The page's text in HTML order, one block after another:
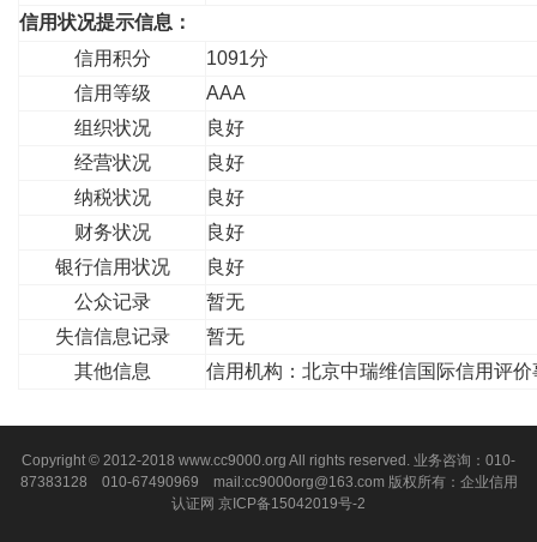
信用状况提示信息：
信用积分
1091分
信用等级
AAA
组织状况
良好
经营状况
良好
纳税状况
良好
财务状况
良好
银行信用状况
良好
公众记录
暂无
失信信息记录
暂无
其他信息
信用机构：北京中瑞维信国际信用评
Copyright © 2012-2018 www.cc9000.org All rights reserved. 业务咨询：010-
87383128 010-67490969 mail:cc9000org@163.com 版权所有：企业信用
认证网 京ICP备15042019号-2